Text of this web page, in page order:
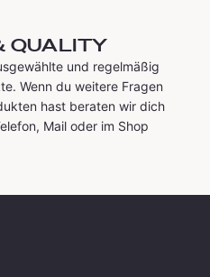
QUALITY
und regelmäßig
Wenn du weitere Fragen
hast beraten wir dich
Mail oder im Shop